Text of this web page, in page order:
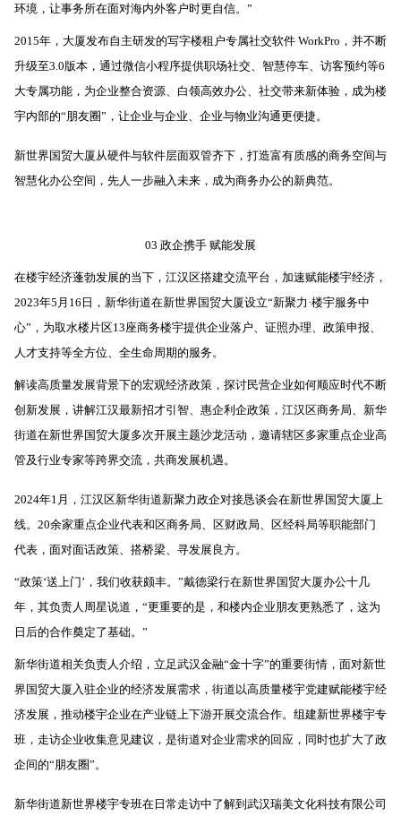
环境，让事务所在面对海内外客户时更自信。”
2015年，大厦发布自主研发的写字楼租户专属社交软件 WorkPro，并不断
升级至3.0版本，通过微信小程序提供职场社交、智慧停车、访客预约等6
大专属功能，为企业整合资源、白领高效办公、社交带来新体验，成为楼
宇内部的“朋友圈”，让企业与企业、企业与物业沟通更便捷。
新世界国贸大厦从硬件与软件层面双管齐下，打造富有质感的商务空间与
智慧化办公空间，先人一步融入未来，成为商务办公的新典范。
03 政企携手 赋能发展
在楼宇经济蓬勃发展的当下，江汉区搭建交流平台，加速赋能楼宇经济，
2023年5月16日，新华街道在新世界国贸大厦设立“新聚力·楼宇服务中
心”，为取水楼片区13座商务楼宇提供企业落户、证照办理、政策申报、
人才支持等全方位、全生命周期的服务。
解读高质量发展背景下的宏观经济政策，探讨民营企业如何顺应时代不断
创新发展，讲解江汉最新招才引智、惠企利企政策，江汉区商务局、新华
街道在新世界国贸大厦多次开展主题沙龙活动，邀请辖区多家重点企业高
管及行业专家等跨界交流，共商发展机遇。
2024年1月，江汉区新华街道新聚力政企对接恳谈会在新世界国贸大厦上
线。20余家重点企业代表和区商务局、区财政局、区经科局等职能部门
代表，面对面话政策、搭桥梁、寻发展良方。
“政策‘送上门’，我们收获颇丰。”戴德梁行在新世界国贸大厦办公十几
年，其负责人周星说道，“更重要的是，和楼内企业朋友更熟悉了，这为
日后的合作奠定了基础。”
新华街道相关负责人介绍，立足武汉金融“金十字”的重要街情，面对新世
界国贸大厦入驻企业的经济发展需求，街道以高质量楼宇党建赋能楼宇经
济发展，推动楼宇企业在产业链上下游开展交流合作。组建新世界楼宇专
班，走访企业收集意见建议，是街道对企业需求的回应，同时也扩大了政
企间的“朋友圈”。
新华街道新世界楼宇专班在日常走访中了解到武汉瑞美文化科技有限公司